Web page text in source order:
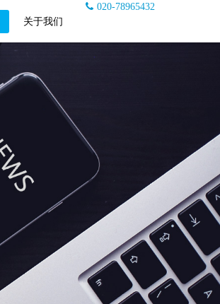
020-78965432
关于我们